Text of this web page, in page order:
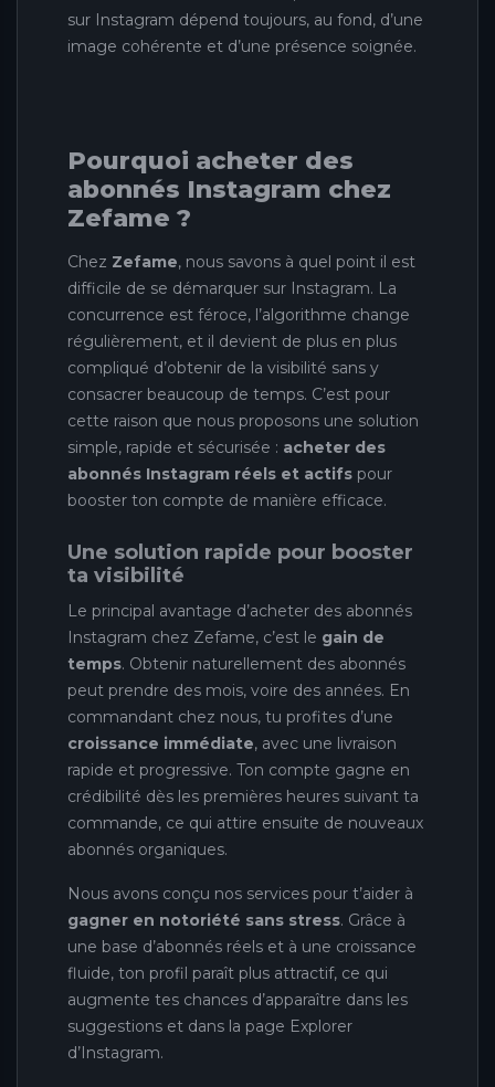
sur Instagram dépend toujours, au fond, d’une
image cohérente et d’une présence soignée.
Pourquoi acheter des
abonnés Instagram chez
Zefame ?
Chez Zefame, nous savons à quel point il est
difficile de se démarquer sur Instagram. La
concurrence est féroce, l’algorithme change
régulièrement, et il devient de plus en plus
compliqué d’obtenir de la visibilité sans y
consacrer beaucoup de temps. C’est pour
cette raison que nous proposons une solution
simple, rapide et sécurisée : acheter des
abonnés Instagram réels et actifs pour
booster ton compte de manière efficace.
Une solution rapide pour booster
ta visibilité
Le principal avantage d’acheter des abonnés
Instagram chez Zefame, c’est le gain de
temps. Obtenir naturellement des abonnés
peut prendre des mois, voire des années. En
commandant chez nous, tu profites d’une
croissance immédiate, avec une livraison
rapide et progressive. Ton compte gagne en
crédibilité dès les premières heures suivant ta
commande, ce qui attire ensuite de nouveaux
abonnés organiques.
Nous avons conçu nos services pour t’aider à
gagner en notoriété sans stress. Grâce à
une base d’abonnés réels et à une croissance
fluide, ton profil paraît plus attractif, ce qui
augmente tes chances d’apparaître dans les
suggestions et dans la page Explorer
d’Instagram.